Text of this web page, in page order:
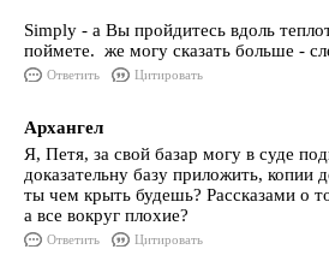
Simply - а Вы пройдитесь вдоль
поймете. же могу сказать больше -
Ответить Цитировать
Архангел
Я, Петя, за свой базар могу в суде
доказательну базу приложить, копии
ты чем крыть будешь? Рассказами о
а все вокруг плохие?
Ответить Цитировать